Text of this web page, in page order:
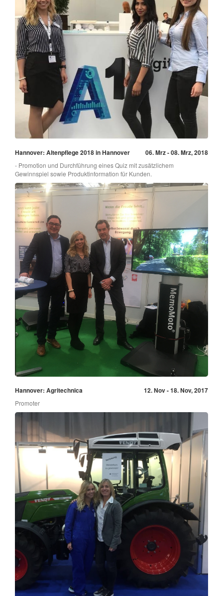
Hannover: Altenpflege 2018 in Hannover 06. Mrz - 08. Mrz, 2018
- Promotion und Durchführung eines Quiz mit zusätzlichem
Gewinnspiel sowie Produktinformation für Kunden.
Hannover: Agritechnica 12. Nov - 18. Nov, 2017
Promoter